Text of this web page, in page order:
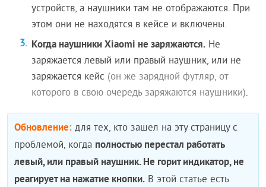
устройств, а наушники там не отображаются. При
этом они не находятся в кейсе и включены.
Когда наушники Xiaomi не заряжаются. Не
заряжается левый или правый наушник, или не
заряжается кейс (он же зарядной футляр, от
которого в свою очередь заряжаются наушники).
Обновление: для тех, кто зашел на эту страницу с
проблемой, когда полностью перестал работать
левый, или правый наушник. Не горит индикатор, не
реагирует на нажатие кнопки. В этой статье есть